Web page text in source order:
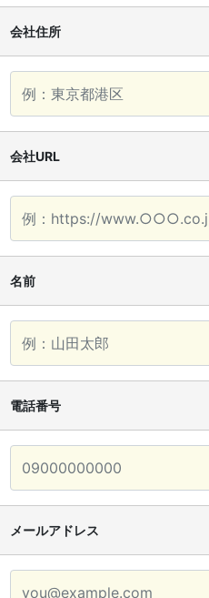
会社住所
会社URL
名前
電話番号
メールアドレス